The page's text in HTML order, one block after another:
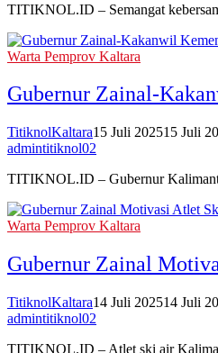
TITIKNOL.ID – Semangat
Warta Pemprov Kaltara
Gubernur Zainal-
TitiknolKaltara15 Juli 202515 Juli
admintitiknol02
TITIKNOL.ID – Gubernur
Warta Pemprov Kaltara
Gubernur Zainal
TitiknolKaltara14 Juli 202514 Juli
admintitiknol02
TITIKNOL.ID – Atlet ski air